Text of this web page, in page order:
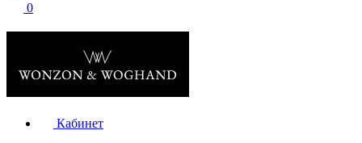
0
Кабинет